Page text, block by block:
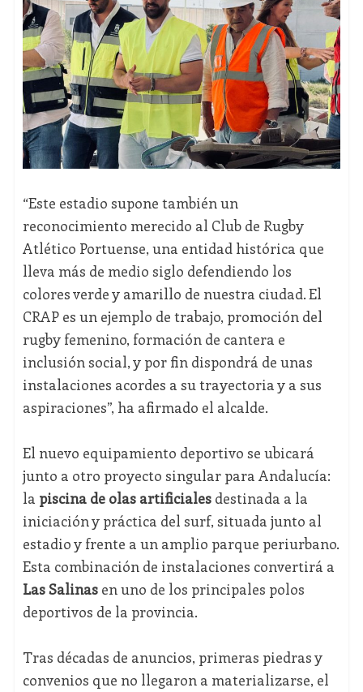
“Este estadio supone también un
reconocimiento merecido al Club de Rugby
Atlético Portuense, una entidad histórica que
lleva más de medio siglo defendiendo los
colores verde y amarillo de nuestra ciudad. El
CRAP es un ejemplo de trabajo, promoción del
rugby femenino, formación de cantera e
inclusión social, y por fin dispondrá de unas
instalaciones acordes a su trayectoria y a sus
aspiraciones”, ha afirmado el alcalde.
El nuevo equipamiento deportivo se ubicará
junto a otro proyecto singular para Andalucía:
la piscina de olas artificialesdestinada a la
iniciación y práctica del surf, situada junto al
estadio y frente a un amplio parque periurbano.
Esta combinación de instalaciones convertirá a
Las Salinasen uno de los principales polos
deportivos de la provincia.
Tras décadas de anuncios, primeras piedras y
convenios que no llegaron a materializarse, el